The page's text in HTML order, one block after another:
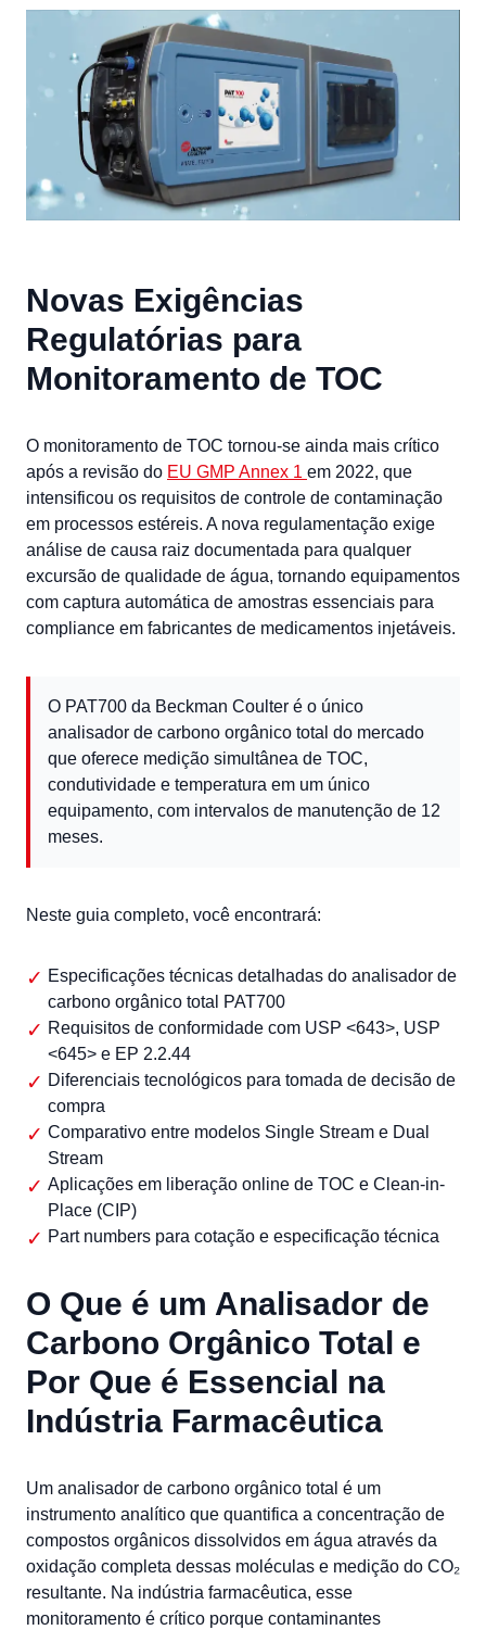
Novas Exigências
Regulatórias para
Monitoramento de TOC
O monitoramento de TOC tornou-se ainda mais crítico
após a revisão do EU GMP Annex 1 em 2022, que
intensificou os requisitos de controle de contaminação
em processos estéreis. A nova regulamentação exige
análise de causa raiz documentada para qualquer
excursão de qualidade de água, tornando equipamentos
com captura automática de amostras essenciais para
compliance em fabricantes de medicamentos injetáveis.
O PAT700 da Beckman Coulter é o único
analisador de carbono orgânico total do mercado
que oferece medição simultânea de TOC,
condutividade e temperatura em um único
equipamento, com intervalos de manutenção de 12
meses.
Neste guia completo, você encontrará:
Especificações técnicas detalhadas do analisador de
carbono orgânico total PAT700
Requisitos de conformidade com USP <643>, USP
<645> e EP 2.2.44
Diferenciais tecnológicos para tomada de decisão de
compra
Comparativo entre modelos Single Stream e Dual
Stream
Aplicações em liberação online de TOC e Clean-in-
Place (CIP)
Part numbers para cotação e especificação técnica
O Que é um Analisador de
Carbono Orgânico Total e
Por Que é Essencial na
Indústria Farmacêutica
Um analisador de carbono orgânico total é um
instrumento analítico que quantifica a concentração de
compostos orgânicos dissolvidos em água através da
oxidação completa dessas moléculas e medição do CO₂
resultante. Na indústria farmacêutica, esse
monitoramento é crítico porque contaminantes